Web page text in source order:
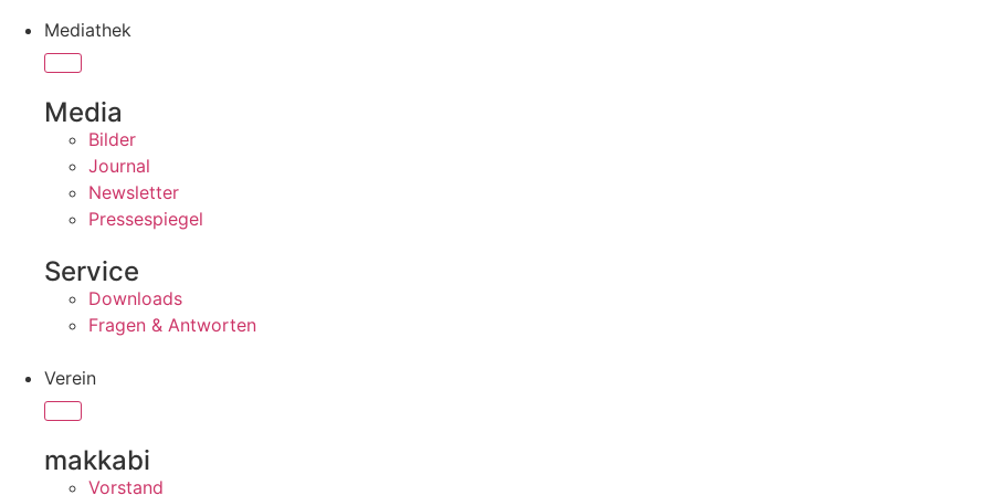
Mediathek
Media
Bilder
Journal
Newsletter
Pressespiegel
Service
Downloads
Fragen & Antworten
Verein
makkabi
Vorstand